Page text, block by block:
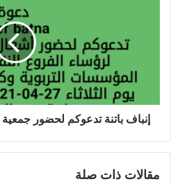
إنباف باتنة تدعوكم لحضور جمعية
مقالات ذات صلة